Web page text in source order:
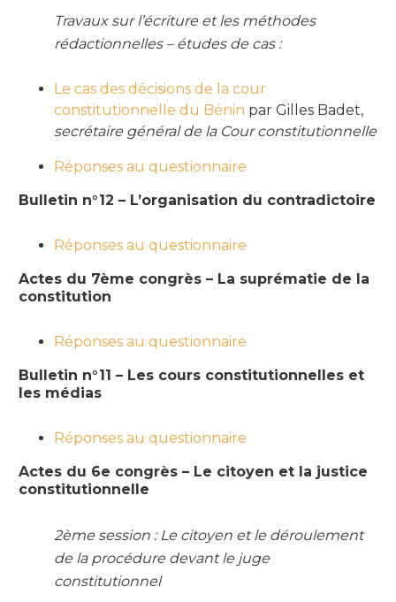
Travaux sur l’écriture et les méthodes
rédactionnelles – études de cas :
Le cas des décisions de la cour
constitutionnelle du Bénin par Gilles Badet,
secrétaire général de la Cour constitutionnelle
Réponses au questionnaire
Bulletin n°12 – L’organisation du contradictoire
Réponses au questionnaire
Actes du 7ème congrès – La suprématie de la
constitution
Réponses au questionnaire
Bulletin n°11 – Les cours constitutionnelles et
les médias
Réponses au questionnaire
Actes du 6e congrès – Le citoyen et la justice
constitutionnelle
2ème session : Le citoyen et le déroulement
de la procédure devant le juge
constitutionnel